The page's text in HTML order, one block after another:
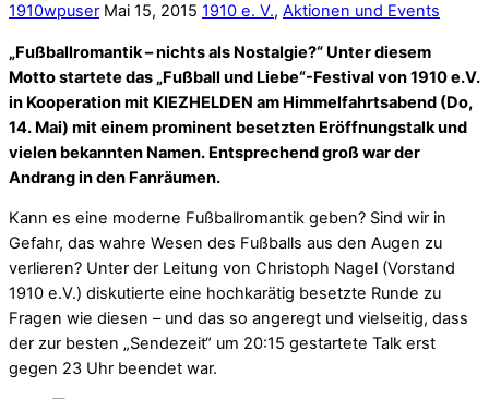
1910wpuser Mai 15, 2015 1910 e. V., Aktionen und Events
„Fußballromantik – nichts als Nostalgie?“ Unter diesem
Motto startete das „Fußball und Liebe“-Festival von 1910 e.V.
in Kooperation mit KIEZHELDEN am Himmelfahrtsabend (Do,
14. Mai) mit einem prominent besetzten Eröffnungstalk und
vielen bekannten Namen. Entsprechend groß war der
Andrang in den Fanräumen.
Kann es eine moderne Fußballromantik geben? Sind wir in
Gefahr, das wahre Wesen des Fußballs aus den Augen zu
verlieren? Unter der Leitung von Christoph Nagel (Vorstand
1910 e.V.) diskutierte eine hochkarätig besetzte Runde zu
Fragen wie diesen – und das so angeregt und vielseitig, dass
der zur besten „Sendezeit“ um 20:15 gestartete Talk erst
gegen 23 Uhr beendet war.